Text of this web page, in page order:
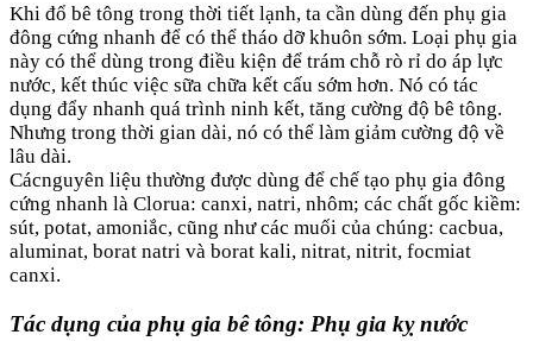
Khi đổ bê tông trong thời tiết lạnh, ta cần dùng đến phụ gia
đông cứng nhanh để có thể tháo dỡ khuôn sớm. Loại phụ gia
này có thể dùng trong điều kiện để trám chỗ rò rỉ do áp lực
nước, kết thúc việc sữa chữa kết cấu sớm hơn. Nó có tác
dụng đẩy nhanh quá trình ninh kết, tăng cường độ bê tông.
Nhưng trong thời gian dài, nó có thể làm giảm cường độ về
lâu dài.
Cácnguyên liệu thường được dùng để chế tạo phụ gia đông
cứng nhanh là Clorua: canxi, natri, nhôm; các chất gốc kiềm:
sút, potat, amoniắc, cũng như các muối của chúng: cacbua,
aluminat, borat natri và borat kali, nitrat, nitrit, focmiat
canxi.
Tác dụng của phụ gia bê tông: Phụ gia kỵ nước